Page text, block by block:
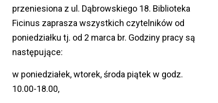
przeniesiona z ul. Dąbrowskiego 18. Biblioteka
Ficinus zaprasza wszystkich czytelników od
poniedziałku tj. od 2 marca br. Godziny pracy są
następujące:
w poniedziałek, wtorek, środa piątek w godz.
10.00-18.00,